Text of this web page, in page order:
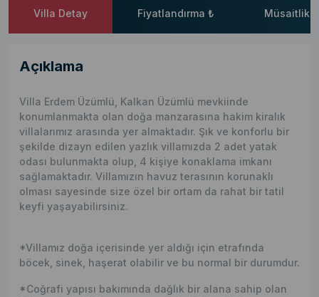
Villa Detay Fiyatlandırma ₺ Müsaitlik
Açıklama
Villa Erdem Üzümlü, Kalkan Üzümlü mevkiinde
konumlanmakta olan doğa manzarasına hakim kiralık
villalarımız arasında yer almaktadır. Şık ve konforlu bir
şekilde dizayn edilen yazlık villamızda 2 adet yatak
odası bulunmakta olup, 4 kişiye konaklama imkanı
sağlamaktadır. Villamızın havuz terasının korunaklı
olması sayesinde size özel bir ortam da rahat bir tatil
keyfi yaşayabilirsiniz.
*Villamız doğa içerisinde yer aldığı için etrafında
böcek, sinek, haşerat olabilir ve bu normal bir durumdur.
*Coğrafi yapısı bakımında dağlık bir alana sahip olan